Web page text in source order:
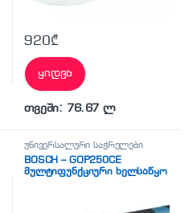
920₾
ყიდვა
თვეში: 76.67 ლ
უნივერსალური საჭრელები
BOSCH – GOP250CE
მულტიფუნქციური ხელსაწყო